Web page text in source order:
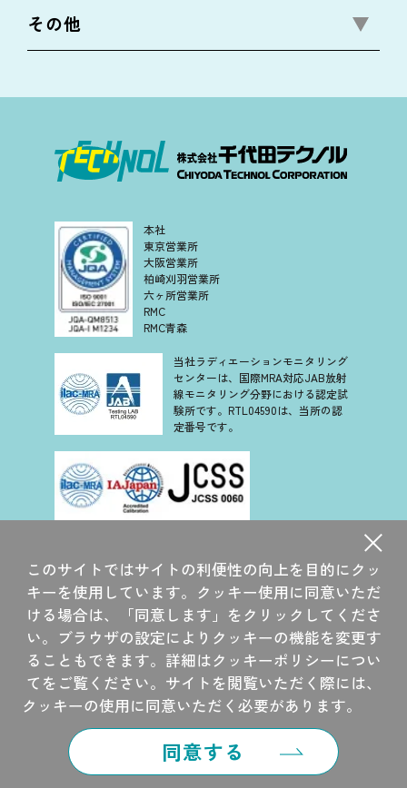
5.安全対策の実施
洩、不正アクセス、紛失、破壊、改ざん
るISO/IEC27001の要求事項に従い必要な
措置を講じます
6.業務委託先の管理
当社が業務委託先に対して個人情報を開
示する場合には、保護基準を定めた契約
に基づき適切な管理を行います。
7.個人情報の開示、訂正、利用停止、
消去等
当社は、ご本人様からの個人情報の開
示、訂正、利用停止、消去などの請求を
受けた場合には、ご本人様であることを
確認させていただいたうえで、合理的な
方法で速やかに対応させていただきま
請求に対して当社が対応できないと判断
した場合は、遅滞なくご本人様に通知い
たします。
8.個人情報の利用目的の通知
当社は、ご本人様から個人情報の利用目
的の通知を請求されたときは、ご本人様
に遅滞なくこれを通知します。
なお、利用目的の通知の請求に対して当
ガラスバッジ
特設サイト
カタログ
一覧
放射線
安全教育
営業所を
その他
本社
東京営業所
大阪営業所
柏崎刈羽営業所
六ヶ所営業所
RMC
RMC青森
当社ラディエーションモニタリング
センターは、国際MRA対応JAB放射
線モニタリング分野における認定試
験所です。RTL04590は、当所の認
定番号です。
定されています。JCSS を運営している認定機関(IAJapan)
は、アジア太平洋認定協力機構(APAC)及び国際試験所認定協
力機構(ILAC)の相互承認に署名しています。
当社大洗研究所は、国際 MRA 対応 JCSS 認定事業者です。
JCSS 0060 は、当所の認定番号です。
©2014 CHIYODA TECHNOL CORPORATION
このサイトではサイトの利便性の向上を目的にクッ
キーを使用しています。クッキー使用に同意いただ
ける場合は、「同意します」をクリックしてくださ
い。ブラウザの設定によりクッキーの機能を変更す
ることもできます。詳細はクッキーポリシーについ
てをご覧ください。サイトを閲覧いただく際には、
クッキーの使用に同意いただく必要があります。
同意する